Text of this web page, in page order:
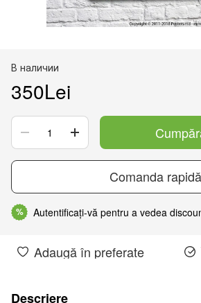
В наличии
350Lei
Comanda rapidă
% Autentificați-vă pentru a vedea
Adaugă în preferate
Descriere